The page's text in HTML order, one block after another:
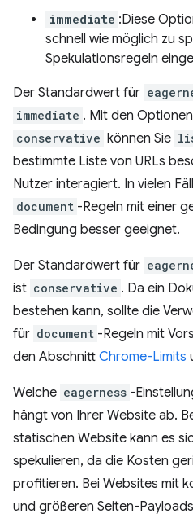
immediate :Diese
schnell wie möglich zu
Spekulationsregeln
Der Standardwert für
immediate . Mit den Optionen
conservative können Sie
bestimmte Liste von URLs
Nutzer interagiert. In vielen
document -Regeln mit einer
Bedingung besser geeignet.
Der Standardwert für
ist conservative . Da ein
bestehen kann, sollte die
für document -Regeln mit
den Abschnitt Chrome-Limits
Welche eagerness -
hängt von Ihrer Website ab.
statischen Website kann es
spekulieren, da die Kosten
profitieren. Bei Websites mit
und größeren Seiten-